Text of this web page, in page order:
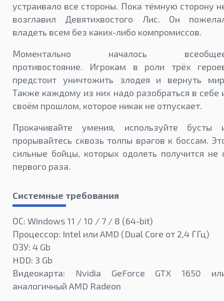
устраивало все стороны. Пока тёмную сторону
возглавил Девятихвостого Лис. Он
владеть всем без каких-либо компромиссов.
Моментально началось
противостояние. Игрокам в роли трёх
предстоит уничтожить злодея и вернуть
Также каждому из них надо разобраться в себе
своём прошлом, которое никак не отпускает.
Прокачивайте умения, используйте бусты
прорывайтесь сквозь толпы врагов к боссам.
сильные бойцы, которых одолеть получится не
первого раза.
Системные требования
ОС: Windows 11 / 10 / 7 / 8 (64-bit)
Процессор: Intel или AMD (Dual Core от 2,4 ГГц)
ОЗУ: 4 Gb
HDD: 3 Gb
Видеокарта: Nvidia GeForce GTX 1650
аналогичный AMD Radeon